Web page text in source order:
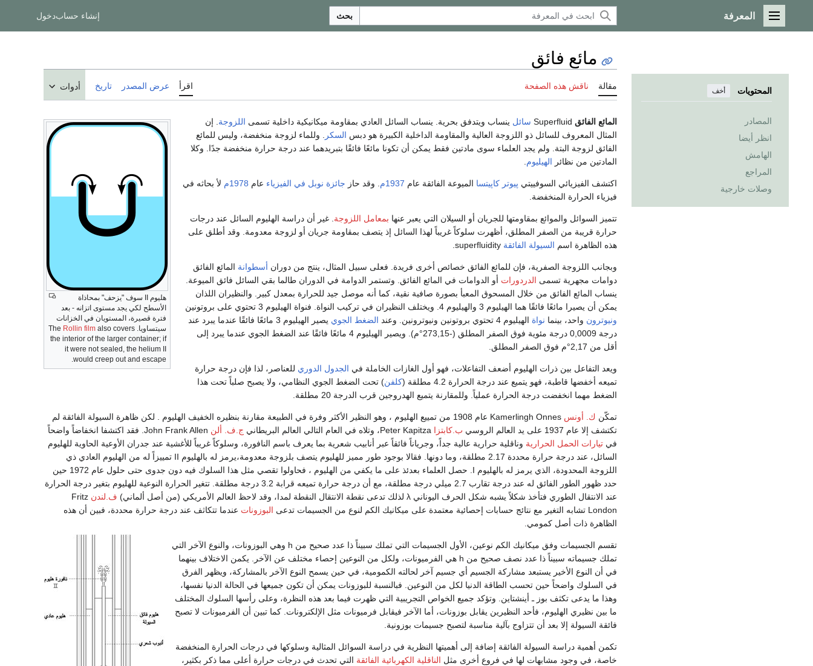
القائمة الرئيسية
المعرفة بحث إنشاء حسابدخول
المحتويات أخف
المصادر
انظر أيضا
الهامش
المراجع
وصلات خارجية
مائع فائق
مقالة ناقش هذه الصفحة اقرأ عرض المصدر تاريخ أدوات
هليوم II سوف "يزحف" بمحاذاة
الأسطح لكي يجد مستوى اتزانه - بعد
فترة قصيرة، المستويان في الخزانات
سيتساويا. The
Rollin film also covers
the interior of the larger container; if
it were not sealed, the helium II
would creep out and escape.
المائع الفائق سائل ينساب ويتدفق بحرية. ينساب السائل العادي بمقاومة ميكانيكية داخلية تسمى اللزوجة . إن
المثال المعروف للسائل ذو اللزوجة العالية والمقاومة الداخلية الكبيرة هو دبس السكر
. وللماء لزوجة منخفضة، وليس للمائع
الفائق لزوجة البتة. ولم يجد العلماء سوى مادتين فقط يمكن أن تكونا مائعًا فائقًا بتبريدهما عند درجة حرارة منخفضة جدًا. وكلا
المادتين من نظائر الهيليوم
اكتشف الفيزيائي السوفييتي پيوتر كاپيتسا الميوعة الفائقة عام 1937م . وقد حاز جائزة نوبل في الفيزياء عام 1978م
لأ بحاثه في
فيزياء الحرارة المنخفضة.
تتميز السوائل والموائع بمقاومتها للجريان أو السيلان التي يعبر عنها بمعامل اللزوجة . غير أن دراسة الهليوم السائل عند درجات
حرارة قريبة من الصفر المطلق، أظهرت سلوكاً غريباً لهذا السائل إذ يتصف بمقاومة جريان أو لزوجة معدومة. وقد أطلق على
هذه الظاهرة اسم السيولة الفائقة
وبجانب اللزوجة الصفرية، فإن للمائع الفائق خصائص أخرى فريدة. فعلى سبيل المثال، ينتج من دوران أسطوانة المائع الفائق
دوامات مجهرية تسمى الدردورات أو الدوامات في المائع الفائق. وتستمر الدوامة في الدوران طالما بقي السائل فائق الميوعة.
ينساب المائع الفائق من خلال المسحوق المعبأ بصورة صافية نقية، كما أنه موصل جيد للحرارة بمعدل كبير. والنظيران اللذان
يمكن أن يصيرا مائعًا فائقًا هما الهيليوم 3 والهيليوم 4. ويختلف النظيران في تركيب النواة. فنواة الهيليوم 3 تحتوي على بروتونين
ونيوترون واحد، بينما نواة الهيليوم 4 تحتوي بروتونين ونيوترونين. وعند الضغط الجوي
يصير الهيليوم 3 مائعًا فائقًا عندما يبرد عند
درجة 0,0009 درجة مئوية فوق الصفر المطلق (-273,15°م). ويصير الهيليوم 4 مائعًا فائقًا عند الضغط الجوي عندما يبرد إلى
أقل من 2,17°م فوق الصفر المطلق.
ويعد التفاعل بين ذرات الهليوم أضعف التفاعلات، فهو أول الغازات الخاملة في الجدول الدوري للعناصر، لذا فإن درجة حرارة
تميعه أخفضها قاطبة، فهو يتميع عند درجة الحرارة 4.2 مطلقة (
كلفن) تحت الضغط الجوي النظامي، ولا يصبح صلباً تحت هذا
الضغط مهما انخفضت درجة الحرارة عملياً. وللمقارنة يتميع الهدروجين قرب الدرجة 20 مطلقة.
تمكّن ك. أونس
Kamerlingh Onnes عام 1908 من تمييع الهليوم ، وهو النظير الأكثر وفرة في الطبيعة مقارنة بنظيره الخفيف الهليوم . لكن ظاهرة السيولة الفائقة لم
تكتشف إلا عام 1937 على يد العالم الروسي
ب.كابتزا ج.ف. ألن
John Frank Allen. فقد اكتشفا انخفاضاً واضحاً
في تيارات الحمل الحرارية وناقلية حرارية عالية جداً، وجرياناً فائقاً عبر أنابيب شعرية بما يعرف باسم النافورة، وسلوكاً غريباً للأغشية عند جدران الأوعية الحاوية للهليوم
السائل، عند درجة حرارة محددة 2.17 مطلقة، وما دونها. فقالا بوجود طور مميز للهليوم يتصف بلزوجة معدومة،يرمز له بالهليوم II تمييزاً له من الهليوم العادي ذي
اللزوجة المحدودة، الذي يرمز له بالهليوم I. حصل العلماء بعدئذ على ما يكفي من الهليوم ، فحاولوا تقصي مثل هذا السلوك فيه دون جدوى حتى حلول عام 1972 حين
حدد ظهور الطور الفائق له عند درجة تقارب 2.7 ميلي درجة مطلقة، مع أن درجة حرارة تميعه قرابة 3.2 درجة مطلقة. تتغير الحرارة النوعية للهليوم بتغير درجة الحرارة
عند الانتقال الطوري فتأخذ شكلاً يشبه شكل الحرف اليوناني λ لذلك تدعى نقطة الانتقال النقطة لمدا، وقد لاحظ العالم الأمريكي (من أصل ألماني)
ف.لندن Fritz
London تشابه التغير مع نتائج حسابات إحصائية معتمدة على ميكانيك الكم لنوع من الجسيمات تدعى
البوزونات عندما تتكاثف عند درجة حرارة محددة، فبين أن هذه
الظاهرة ذات أصل كمومي.
تقسم الجسيمات وفق ميكانيك الكم نوعين، الأول الجسيمات التي تملك سبيناً ذا عدد صحيح من h وهي البوزونات، والنوع الآخر التي
تملك جسيماته سبيناً ذا عدد نصف صحيح من h هي الفرميونات، ولكل من النوعين إحصاء مختلف عن الآخر. يكمن الاختلاف بينهما
في أن النوع الأخير يستبعد مشاركة الجسيم أي جسيم آخر لحالته الكمومية، في حين يسمح النوع الآخر بالمشاركة، ويظهر الفرق
في السلوك واضحاً حين تحسب الطاقة الدنيا لكل من النوعين. فبالنسبة للبوزونات يمكن أن تكون جميعها في الحالة الدنيا نفسها،
وهذا ما يدعى تكثف بوز ـ أينشتاين. وتؤكد جميع الخواص التجريبية التي ظهرت فيما بعد هذه النظرة، وعلى رأسها السلوك المختلف
ما بين نظيري الهليوم، فأحد النظيرين يقابل بوزونات، أما الآخر فيقابل فرميونات مثل الإلكترونات. كما تبين أن الفرميونات لا تصبح
فائقة السيولة إلا بعد أن تتزاوج بآلية مناسبة لتصبح جسيمات بوزونية.
تكمن أهمية دراسة السيولة الفائقة إضافة إلى أهميتها النظرية في دراسة السوائل المثالية وسلوكها في درجات الحرارة المنخفضة
خاصة، في وجود مشابهات لها في فروع أخرى مثل الناقلية الكهربائية الفائقة التي تحدث في درجات حرارة أعلى مما ذكر بكثير،